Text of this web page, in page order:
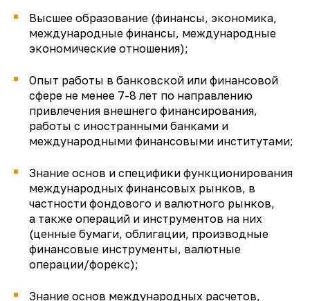
Высшее образование (финансы, экономика,
международные финансы, международные
экономические отношения);
Опыт работы в банковской или финансовой
сфере не менее 7-8 лет по направлению
привлечения внешнего финансирования,
работы с иностранными банками и
международными финансовыми институтами;
Знание основ и специфики функционирования
международных финансовых рынков, в
частности фондового и валютного рынков,
а также операций и инструментов на них
(ценные бумаги, облигации, производные
финансовые инструменты, валютные
операции/форекс);
Знание основ международных расчетов,